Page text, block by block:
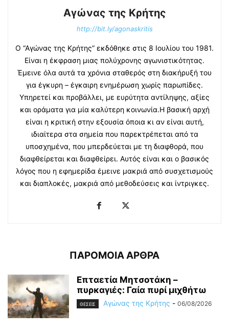
Αγώνας της Κρήτης
http://bit.ly/agonaskritis
Ο “Αγώνας της Κρήτης” εκδόθηκε στις 8 Ιουλίου του 1981.
Είναι η έκφραση μιας πολύχρονης αγωνιστικότητας.
Έμεινε όλα αυτά τα χρόνια σταθερός στη διακήρυξή του
για έγκυρη – έγκαιρη ενημέρωση χωρίς παρωπίδες.
Υπηρετεί και προβάλλει, με ευρύτητα αντίληψης, αξίες
και οράματα για μία καλύτερη κοινωνία.Η βασική αρχή
είναι η κριτική στην εξουσία όποια κι αν είναι αυτή,
ιδιαίτερα στα σημεία που παρεκτρέπεται από τα
υποσχημένα, που μπερδεύεται με τη διαφθορά, που
διαφθείρεται και διαφθείρει. Αυτός είναι και ο βασικός
λόγος που η εφημερίδα έμεινε μακριά από συσχετισμούς
και διαπλοκές, μακριά από μεθοδεύσεις και ίντριγκες.
ΠΑΡΟΜΟΙΑ ΑΡΘΡΑ
Επταετία Μητσοτάκη –
πυρκαγιές: Γαία πυρί μιχθήτω
ΘΕΣΕΙΣ Αγώνας της Κρήτης - 06/08/2026